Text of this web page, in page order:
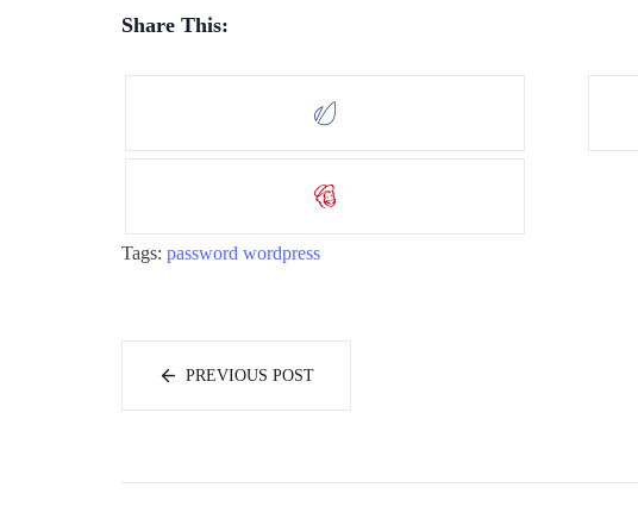
Share This:
Tags: password wordpress
PREVIOUS POST